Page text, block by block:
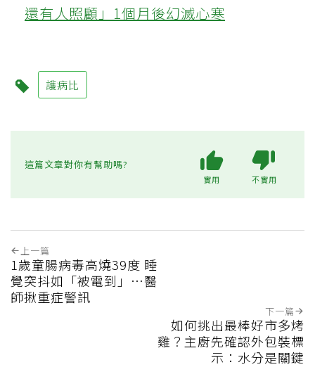
還有人照顧」1個月後幻滅心寒
護病比
這篇文章對你有幫助嗎?
實用 不實用
上一篇
1歲童腸病毒高燒39度 睡
覺突抖如「被電到」…醫
師揪重症警訊
下一篇
如何挑出最棒好市多烤
雞？主廚先確認外包裝標
示：水分是關鍵